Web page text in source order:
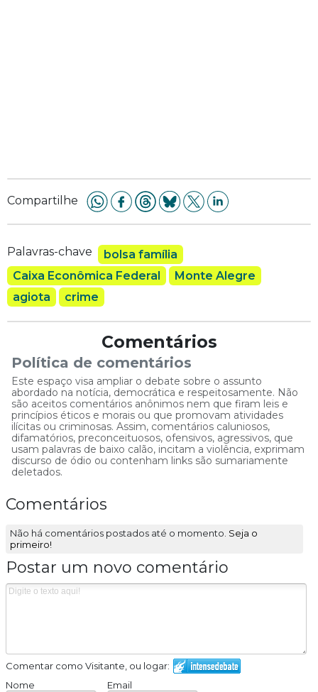
Compartilhe
Palavras-chave
bolsa família
Caixa Econômica Federal
Monte Alegre
agiota
crime
Comentários
Política de comentários
Este espaço visa ampliar o debate sobre o assunto
abordado na notícia, democrática e respeitosamente. Não
são aceitos comentários anônimos nem que firam leis e
princípios éticos e morais ou que promovam atividades
ilícitas ou criminosas. Assim, comentários caluniosos,
difamatórios, preconceituosos, ofensivos, agressivos, que
usam palavras de baixo calão, incitam a violência, exprimam
discurso de ódio ou contenham links são sumariamente
deletados.
Comentários
Não há comentários postados até o momento. Seja o
primeiro!
Postar um novo comentário
Comentar como Visitante, ou logar:
Nome
Email